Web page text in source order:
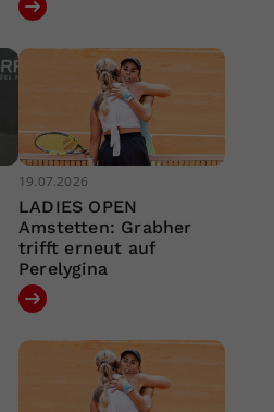
19.07.2026
LADIES OPEN
Amstetten: Grabher
trifft erneut auf
Perelygina